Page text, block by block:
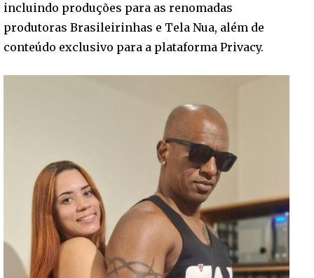
incluindo produções para as renomadas
produtoras Brasileirinhas e Tela Nua, além de
conteúdo exclusivo para a plataforma Privacy.